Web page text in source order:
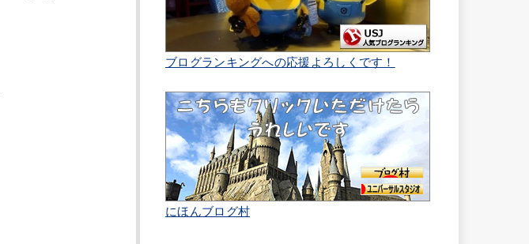
ブログランキングへの応援よろしくです！
にほんブログ村